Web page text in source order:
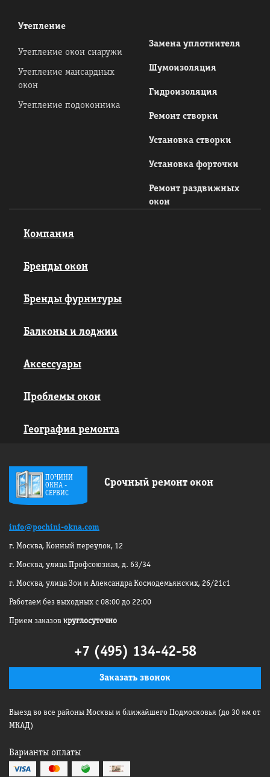
Утепление
Утепление окон снаружи
Утепление мансардных
окон
Утепление подоконника
Замена уплотнителя
Шумоизоляция
Гидроизоляция
Ремонт створки
Установка створки
Установка форточки
Ремонт раздвижных
окон
Компания
Бренды окон
Бренды фурнитуры
Балконы и лоджии
Аксессуары
Проблемы окон
География ремонта
ПОЧИНИ
ОКНА -
СЕРВИС
Срочный ремонт окон
info@pochini-okna.com
г. Москва, Конный переулок, 12
г. Москва, улица Профсоюзная, д. 63/34
г. Москва, улица Зои и АлександраКосмодемьянских, 26/21с1
Работаем без выходных с 08:00 до 22:00
Прием заказов круглосуточно
+7 (495) 134-42-58
Заказать звонок
Выезд во все районы Москвы и ближайшего Подмосковья (до 30 км от
МКАД)
Варианты оплаты